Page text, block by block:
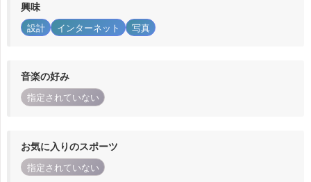
興味
設計 インターネット 写真
音楽の好み
指定されていない
お気に入りのスポーツ
指定されていない